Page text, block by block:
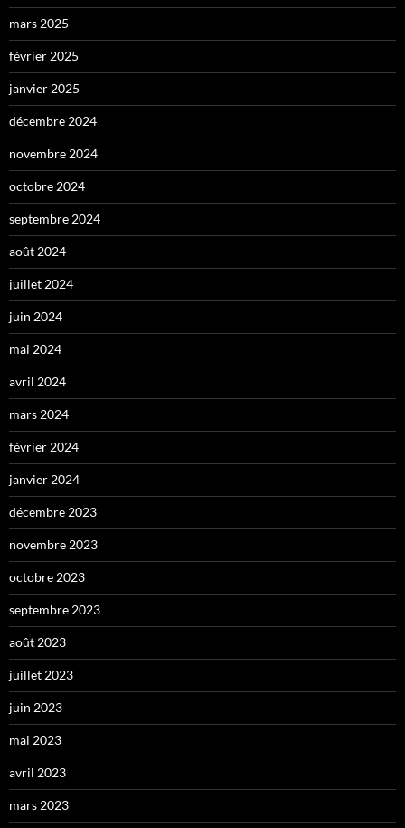
mars 2025
février 2025
janvier 2025
décembre 2024
novembre 2024
octobre 2024
septembre 2024
août 2024
juillet 2024
juin 2024
mai 2024
avril 2024
mars 2024
février 2024
janvier 2024
décembre 2023
novembre 2023
octobre 2023
septembre 2023
août 2023
juillet 2023
juin 2023
mai 2023
avril 2023
mars 2023